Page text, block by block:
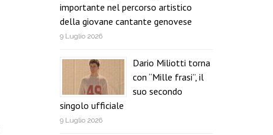
importante nel percorso artistico
della giovane cantante genovese
9 Luglio 2026
Dario Miliotti torna
con “Mille frasi”, il
suo secondo
singolo ufficiale
9 Luglio 2026